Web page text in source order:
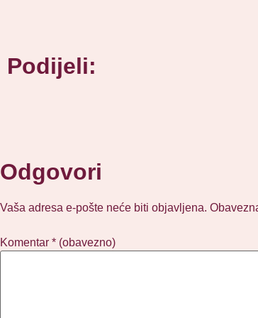
Podijeli:
Odgovori
Vaša adresa e-pošte neće biti objavljena.
Komentar * (obavezno)